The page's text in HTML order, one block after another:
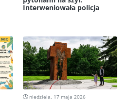
Interweniowała policja
niedziela, 17 maja 2026